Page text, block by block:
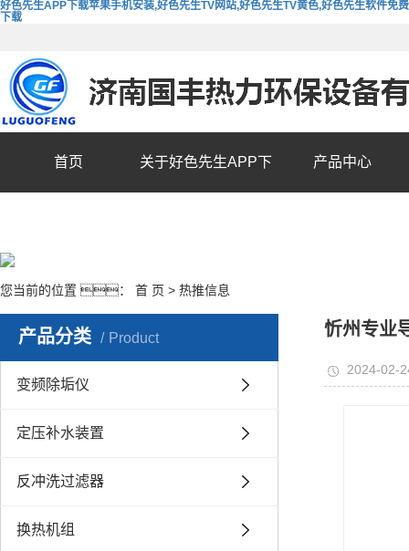
好色先生APP下载苹果手机安装,好色先生TV网站,好色先生TV黄色,好色先生软件免费
下载
首页 关于好色先生APP下 产品中心
您当前的位置 ： 首 页 > 热推信息
产品分类 Product
变频除垢仪
定压补水装置
反冲洗过滤器
换热机组
忻州专业
2024-02-